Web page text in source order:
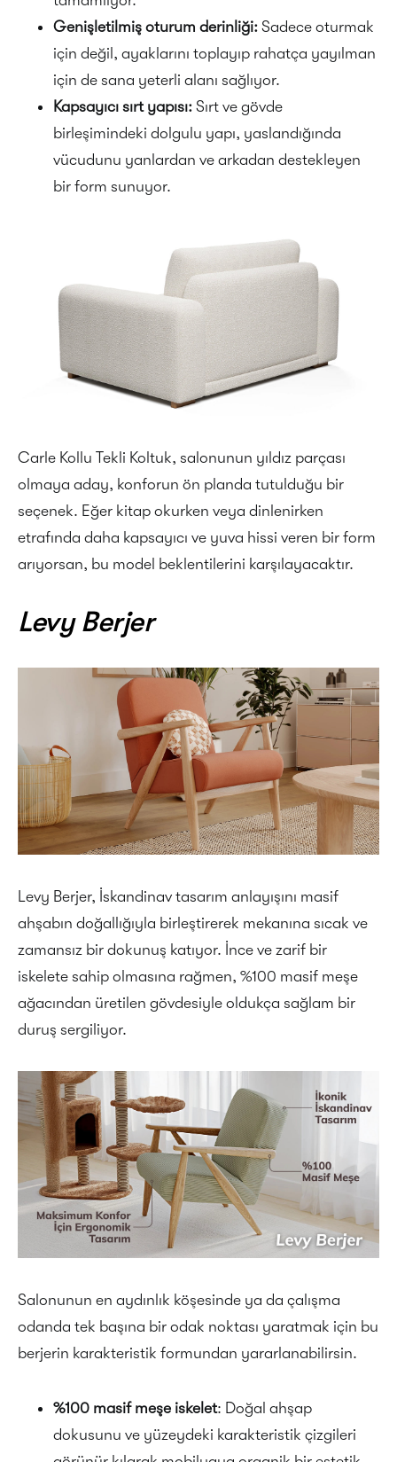
Genişletilmiş oturum derinliği: Sadece oturmak
için değil, ayaklarını toplayıp rahatça yayılman
için de sana yeterli alanı sağlıyor.
Kapsayıcı sırt yapısı: Sırt ve gövde
birleşimindeki dolgulu yapı, yaslandığında
vücudunu yanlardan ve arkadan destekleyen
bir form sunuyor.
Carle Kollu Tekli Koltuk, salonunun yıldız parçası
olmaya aday, konforun ön planda tutulduğu bir
seçenek. Eğer kitap okurken veya dinlenirken
etrafında daha kapsayıcı ve yuva hissi veren bir form
arıyorsan, bu model beklentilerini karşılayacaktır.
Levy Berjer
Levy Berjer, İskandinav tasarım anlayışını masif
ahşabın doğallığıyla birleştirerek mekanına sıcak ve
zamansız bir dokunuş katıyor. İnce ve zarif bir
iskelete sahip olmasına rağmen, %100 masif meşe
ağacından üretilen gövdesiyle oldukça sağlam bir
duruş sergiliyor.
Salonunun en aydınlık köşesinde ya da çalışma
odanda tek başına bir odak noktası yaratmak için bu
berjerin karakteristik formundan yararlanabilirsin.
%100 masif meşe iskelet: Doğal ahşap
dokusunu ve yüzeydeki karakteristik çizgileri